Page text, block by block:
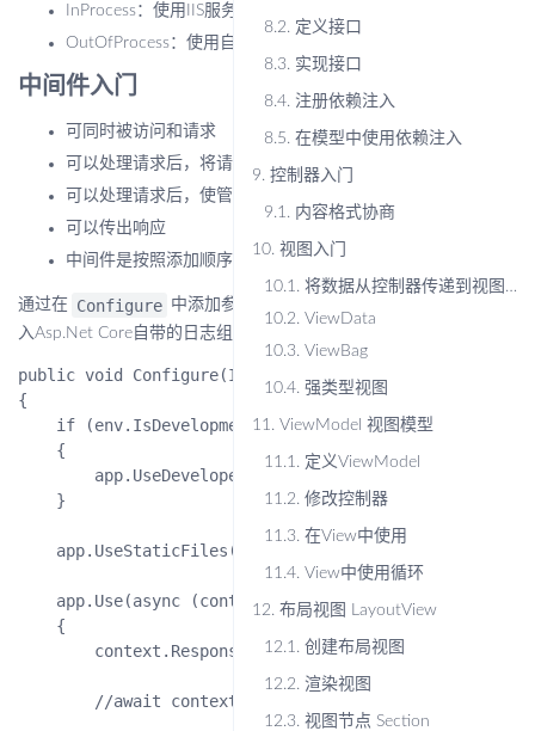
InProcess：使用IIS服务器托管
OutOfProcess：使用自带Kestrel服务器托管
中间件入门
可同时被访问和请求
可以处理请求后，将请求传递给下一个中间件
可以处理请求后，使管道短路
可以传出响应
中间件是按照添加顺序执行的
通过在 Configure 中添加参数
入Asp.Net Core自带的日志组件。
public void Configure(IApplicationBuilder app,
{
    if (env.IsDevelopment())
    {
        app.UseDeveloperExceptionPage();
    }
    app.UseStaticFiles();
    app.Use(async (context, next) =>
    {
context.Response.ContentType = "text/
        //await context.Response.WriteAsync("Hello!");
8.2. 定义接口
8.3. 实现接口
8.4. 注册依赖注入
8.5. 在模型中使用依赖注入
9. 控制器入门
9.1. 内容格式协商
10. 视图入门
10.1. 将数据从控制器传递到视图的方法
10.2. ViewData
10.3. ViewBag
10.4. 强类型视图
11. ViewModel 视图模型
11.1. 定义ViewModel
11.2. 修改控制器
11.3. 在View中使用
11.4. View中使用循环
12. 布局视图 LayoutView
12.1. 创建布局视图
12.2. 渲染视图
12.3. 视图节点 Section